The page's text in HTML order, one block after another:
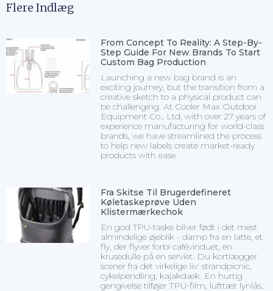
Flere Indlæg
From Concept To Reality: A Step-By-
Step Guide For New Brands To Start
Custom Bag Production
Launching a new bag brand is an
exciting journey, but the transition from a
creative sketch to a physical product can
be challenging. At Cooler Max Outdoor
Equipment Co., Ltd, with over 27 years of
experience manufacturing for world-class
brands, we have streamlined the process
to help new labels create market-ready
products with ease.
Fra Skitse Til Brugerdefineret
Køletaskeprøve Uden
Klistermærkechok
En god TPU-taske bliver født i det mest
almindelige øjeblik - damp fra en latte, et
fly, der flyver forbi cafévinduet, en
krusedulle på en serviet. Du kortlægger
scener fra det virkelige liv: strandpicnic,
cykelpendling, kajakdæk. En hurtig
gengivelse tilføjer TPU-film, lufttæt lynlås,